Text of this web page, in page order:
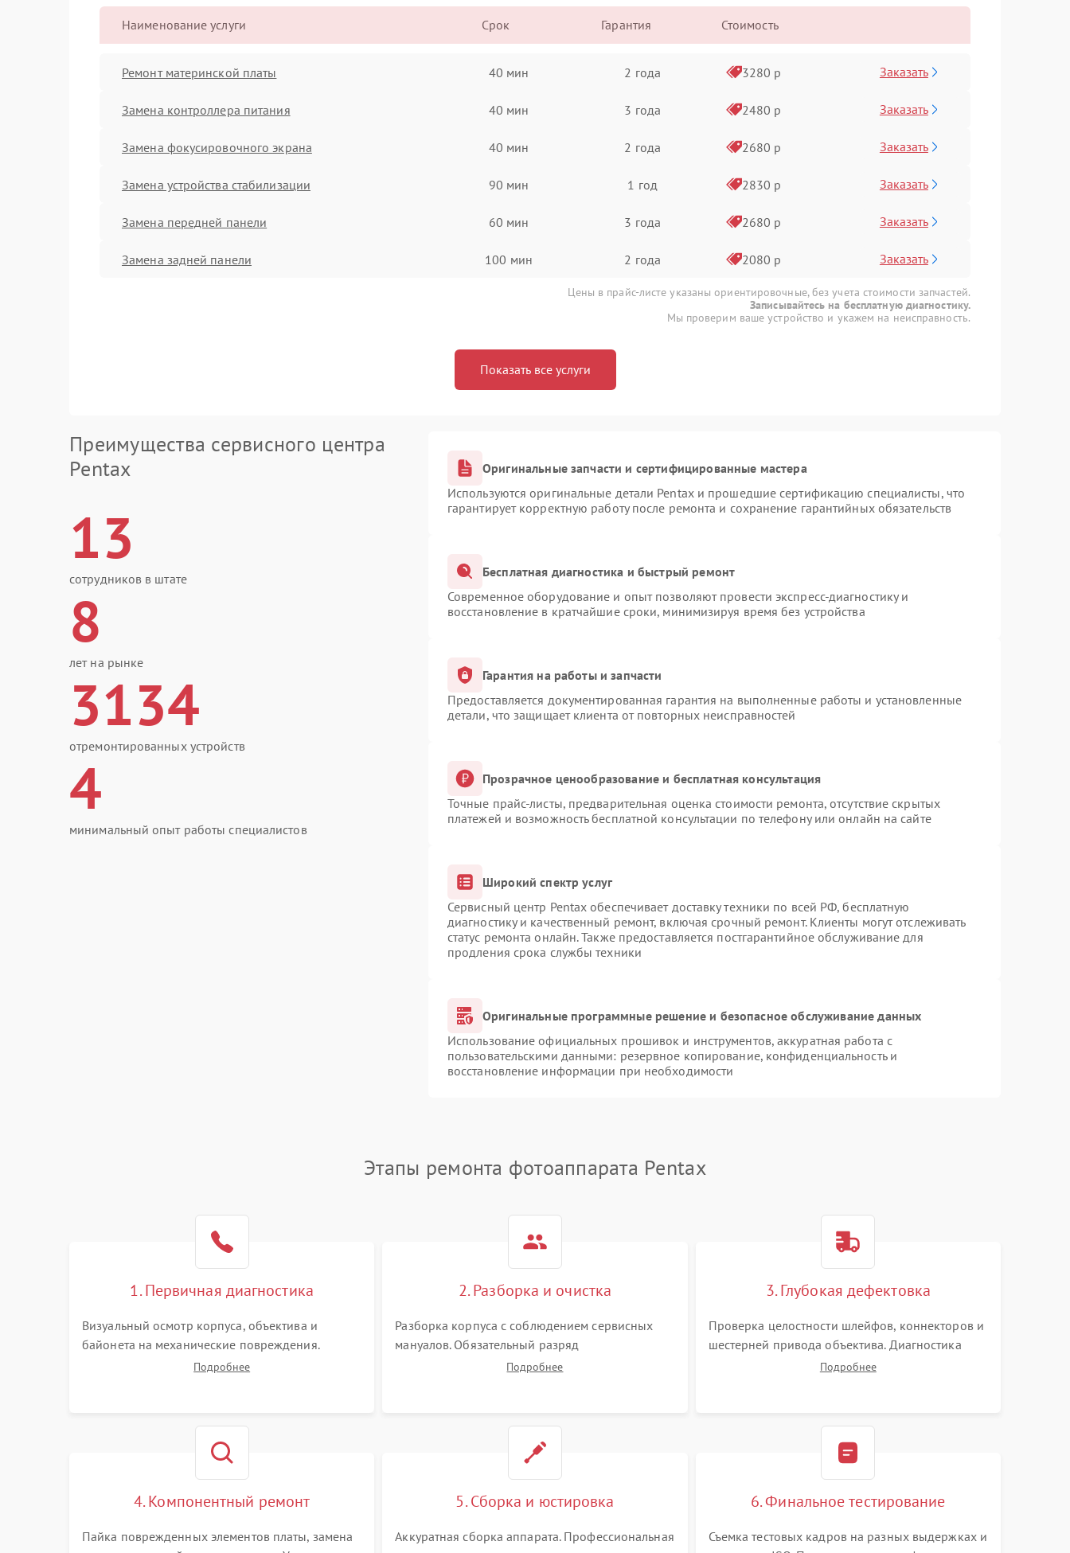
Наименование услуги Срок Гарантия Стоимость
Ремонт материнской платы 40 мин 2 года 3280 р Заказать
Замена контроллера питания 40 мин 3 года 2480 р Заказать
Замена фокусировочного экрана 40 мин 2 года 2680 р Заказать
Замена устройства стабилизации 90 мин 1 год 2830 р Заказать
Замена передней панели 60 мин 3 года 2680 р Заказать
Замена задней панели 100 мин 2 года 2080 р Заказать
Цены в прайс-листе указаны ориентировочные, без учета стоимости запчастей.
Записывайтесь на бесплатную диагностику.
Мы проверим ваше устройство и укажем на неисправность.
Показать все услуги
Преимущества сервисного центра
Pentax
13
сотрудников в штате
8
лет на рынке
3134
отремонтированных устройств
4
минимальный опыт работы специалистов
Оригинальные запчасти и сертифицированные мастера
Используются оригинальные детали Pentax и прошедшие сертификацию специалисты, что
гарантирует корректную работу после ремонта и сохранение гарантийных обязательств
Бесплатная диагностика и быстрый ремонт
Современное оборудование и опыт позволяют провести экспресс-диагностику и
восстановление в кратчайшие сроки, минимизируя время без устройства
Гарантия на работы и запчасти
Предоставляется документированная гарантия на выполненные работы и установленные
детали, что защищает клиента от повторных неисправностей
Прозрачное ценообразование и бесплатная консультация
Точные прайс-листы, предварительная оценка стоимости ремонта, отсутствие скрытых
платежей и возможность бесплатной консультации по телефону или онлайн на сайте
Широкий спектр услуг
Сервисный центр Pentax обеспечивает доставку техники по всей РФ, бесплатную
диагностику и качественный ремонт, включая срочный ремонт. Клиенты могут отслеживать
статус ремонта онлайн. Также предоставляется постгарантийное обслуживание для
продления срока службы техники
Оригинальные программные решение и безопасное обслуживание данных
Использование официальных прошивок и инструментов, аккуратная работа с
пользовательскими данными: резервное копирование, конфиденциальность и
восстановление информации при необходимости
Этапы ремонта фотоаппарата Pentax
1. Первичная диагностика
Визуальный осмотр корпуса, объектива и
байонета на механические повреждения.
Проверка реакции на включение, считывание
Подробнее
2. Разборка и очистка
Разборка корпуса с соблюдением сервисных
мануалов. Обязательный разряд
высоковольтного конденсатора вспышки для
Подробнее
3. Глубокая дефектовка
Проверка целостности шлейфов, коннекторов и
шестерней привода объектива. Диагностика
материнской платы, цепей питания и
Подробнее
4. Компонентный ремонт
Пайка поврежденных элементов платы, замена
5. Сборка и юстировка
Аккуратная сборка аппарата. Профессиональная
6. Финальное тестирование
Съемка тестовых кадров на разных выдержках и